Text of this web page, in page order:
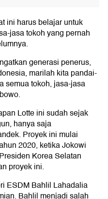
ini harus belajar untuk
jasa tokoh yang pernah
generasi penerus,
marilah kita pandai-
semua tokoh, jasa-jasa
Lotte ini sudah sejak
hanya saja
Proyek ini mulai
2020, ketika Jokowi
Korea Selatan
proyek ini.
ESDM Bahlil Lahadalia
Bahlil menjadi salah